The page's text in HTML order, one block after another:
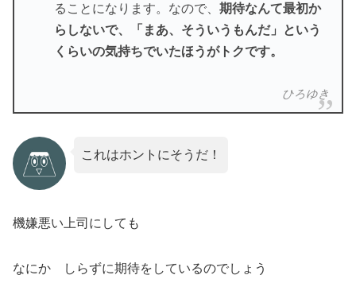
ることになります。なので、 期待なんて最初か
らしないで、「まあ、そういうもんだ」という
くらいの気持ちでいたほうがトクです。
ひろゆき
これはホントにそうだ！
機嫌悪い上司にしても
なにか しらずに期待をしているのでしょう